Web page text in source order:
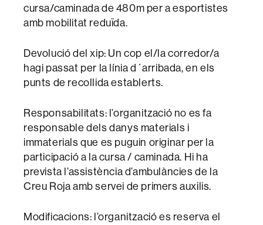
cursa/caminada de 480m per a esportistes
amb mobilitat reduïda.
Devolució del xip: Un cop el/la corredor/a
hagi passat per la línia d´arribada, en els
punts de recollida establerts.
Responsabilitats: l’organització no es fa
responsable dels danys materials i
immaterials que es puguin originar per la
participació a la cursa / caminada. Hi ha
prevista l’assistència d’ambulàncies de la
Creu Roja amb servei de primers auxilis.
Modificacions: l’organització es reserva el